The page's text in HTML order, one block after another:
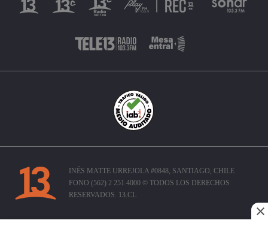
INÉS MATTE URREJOLA #0848, SANTIAGO, CHILE
FONO (562) 2 251 4000 © TODOS LOS DERECHOS
RESERVADOS. 13.CL